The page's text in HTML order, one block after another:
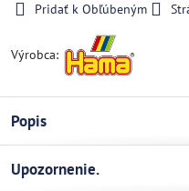
Pridať k Obľúbeným
Výrobca:
Popis
Upozornenie.